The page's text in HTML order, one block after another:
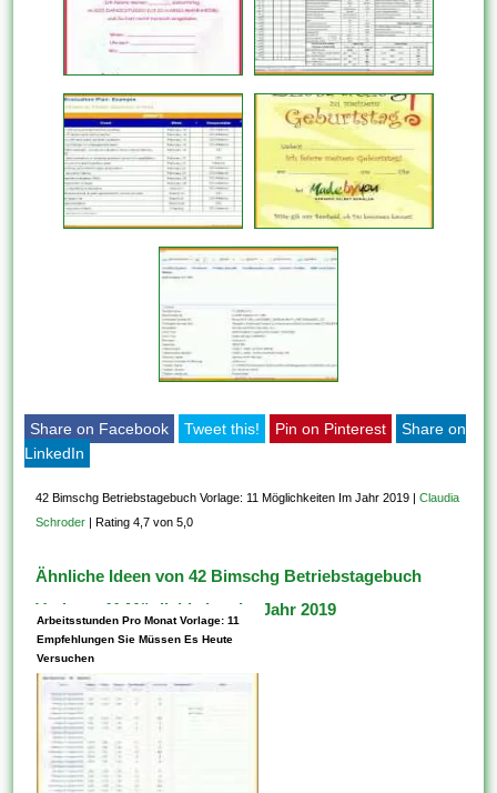
Share on Facebook Tweet this! Pin on Pinterest
Share on
LinkedIn
42 Bimschg Betriebstagebuch Vorlage: 11 Möglichkeiten Im Jahr 2019 |Claudia
Schroder |Rating 4,7 von 5,0
Ähnliche Ideen von 42 Bimschg Betriebstagebuch
Vorlage: 11 Möglichkeiten Im Jahr 2019
Arbeitsstunden Pro Monat Vorlage: 11
Empfehlungen Sie Müssen Es Heute
Versuchen